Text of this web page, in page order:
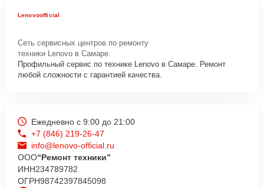
Lenovoofficial
Сеть сервисных центров по ремонту
техники Lenovo в Самаре.
Профильный сервис по технике Lenovo в Самаре. Ремонт
любой сложности с гарантией качества.
Ежедневно с 9:00 до 21:00
+7 (846) 219-26-47
info@lenovo-official.ru
ООО“Ремонт техники”
ИНН234789782
ОГРН98742397845098